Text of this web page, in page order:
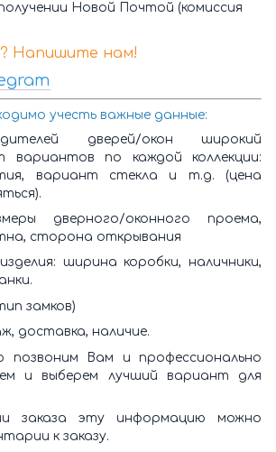
Новой Почтой (комиссия
Напишите нам!
учесть важные данные:
дверей/окон широкий
вариантов по каждой коллекции:
вариант стекла и т.д. (цена
дверного/оконного проема,
сторона открывания
ширина коробки, наличники,
замков)
доставка, наличие.
Вам и профессионально
и выберем лучший вариант для
заказа эту информацию можно
к заказу.